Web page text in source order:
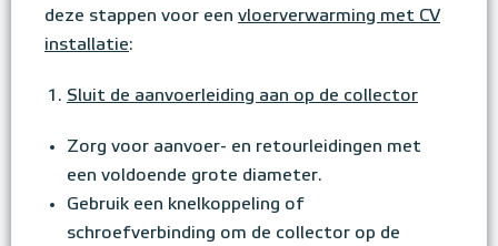
deze stappen voor een vloerverwarming met CV
installatie:
Sluit de aanvoerleiding aan op de collector
Zorg voor aanvoer- en retourleidingen met
een voldoende grote diameter.
Gebruik een knelkoppeling of
schroefverbinding om de collector op de